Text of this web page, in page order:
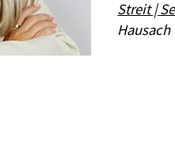
Streit |
Hausach